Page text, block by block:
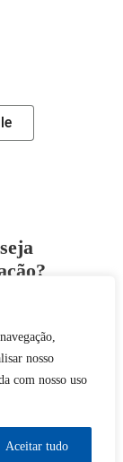
nosso
com nosso uso
Aceitar tudo